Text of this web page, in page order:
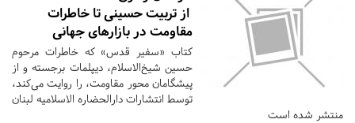
از تربیت حسینی تا خاطرات
مقاومت در بازارهای جهانی
کتاب «سفیر قدس» که خاطرات مرحوم
حسین شیخ‌الاسلام، دیپلمات برجسته و از
پیشگامان محور مقاومت، را روایت می‌کند،
توسط انتشارات دارالحضاره الاسلامیه لبنان
منتشر شده است